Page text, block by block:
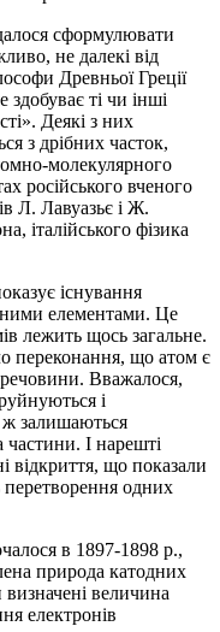
сформу­лю­вати
не далекі від
Древньої Греції
ті чи інші
Деякі з них
з дрібних часток,
молекулярного
російського вченого
Л. Лавуазьє і Ж.
італійського фізика
існування
елементами. Це
лежить щось загальне.
переконання, що атом є
Вважалося,
і
ж залишаються
І нарешті
відкриття, що показали
перетворення одних
в 1897-1898 р.,
природа катодних
визначені величина
електронів